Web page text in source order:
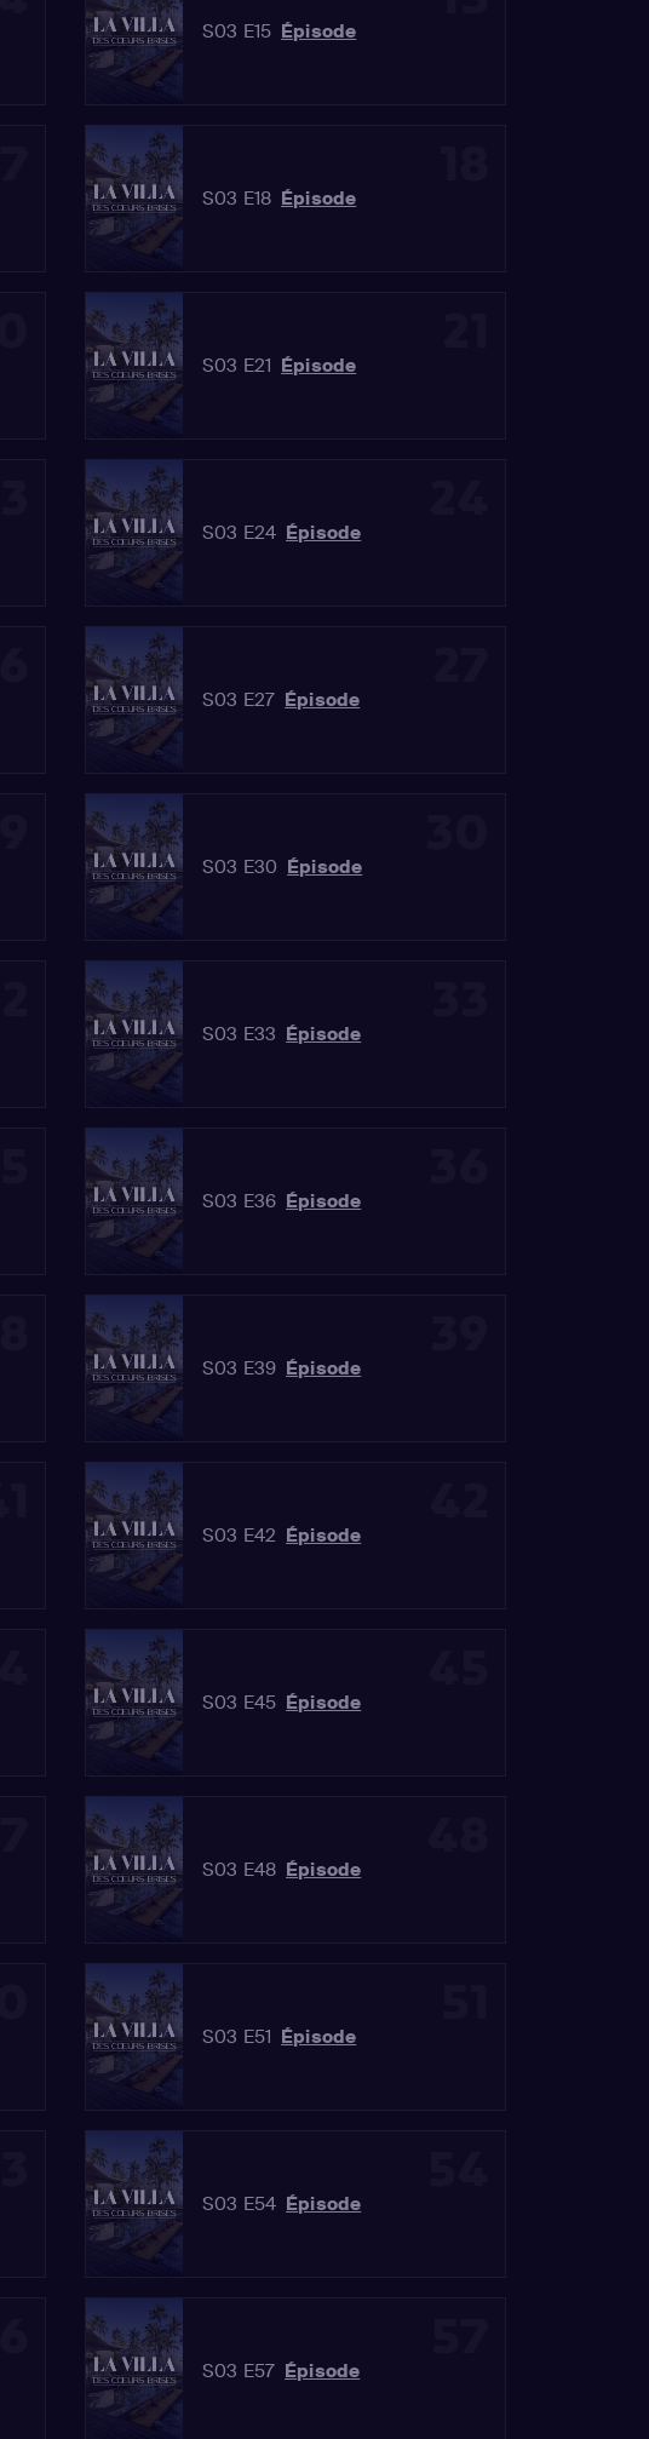
S03 E15 Épisode
S03 E18 Épisode
S03 E21 Épisode
S03 E24 Épisode
S03 E27 Épisode
S03 E30 Épisode
S03 E33 Épisode
S03 E36 Épisode
S03 E39 Épisode
S03 E42 Épisode
S03 E45 Épisode
S03 E48 Épisode
S03 E51 Épisode
S03 E54 Épisode
S03 E57 Épisode